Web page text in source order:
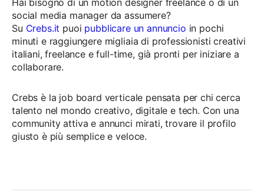
Hai bisogno di un motion designer freelance o di un
social media manager da assumere?
Su Crebs.it puoi pubblicare un annuncio in pochi
minuti e raggiungere migliaia di professionisti creativi
italiani, freelance e full-time, già pronti per iniziare a
collaborare.
Crebs è la job board verticale pensata per chi cerca
talento nel mondo creativo, digitale e tech. Con una
community attiva e annunci mirati, trovare il profilo
giusto è più semplice e veloce.